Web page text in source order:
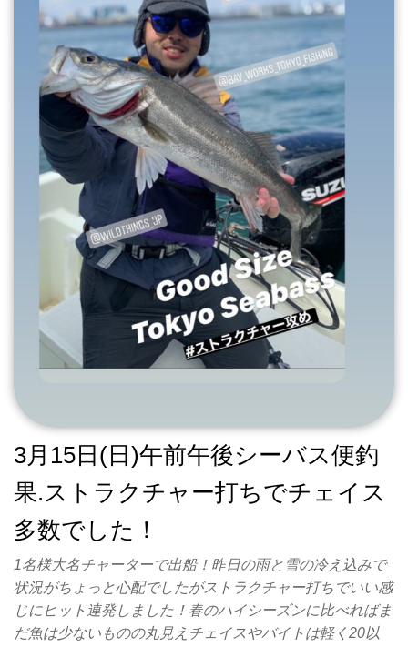
3月15日(日)午前午後シーバス便釣
果.ストラクチャー打ちでチェイス
多数でした！
1名様大名チャーターで出船！昨日の雨と雪の冷え込みで
状況がちょっと心配でしたがストラクチャー打ちでいい感
じにヒット連発しました！春のハイシーズンに比べればま
だ魚は少ないものの丸見えチェイスやバイトは軽く20以